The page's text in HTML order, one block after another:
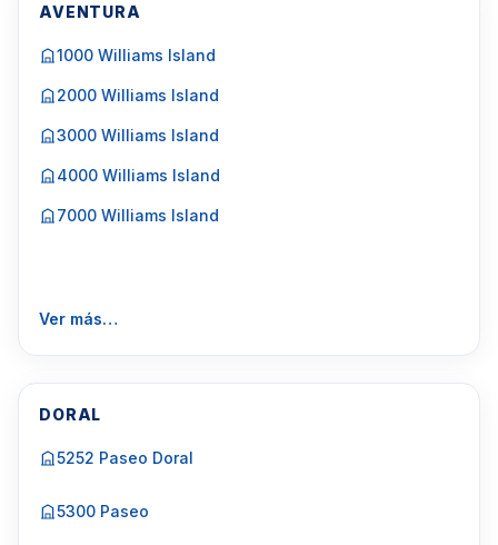
AVENTURA
1000 Williams Island
2000 Williams Island
3000 Williams Island
4000 Williams Island
7000 Williams Island
Ver más…
DORAL
5252 Paseo Doral
5300 Paseo